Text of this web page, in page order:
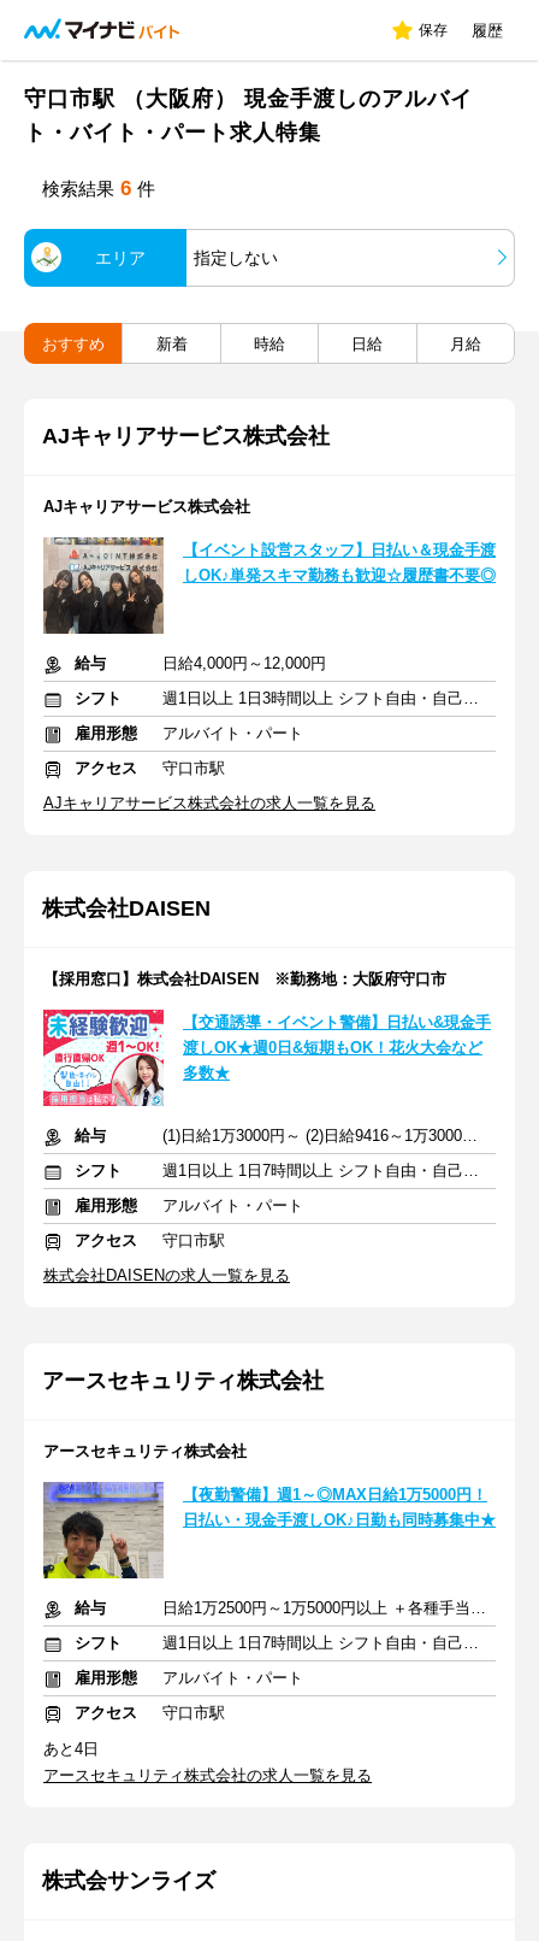
保存 履歴
守口市駅 （大阪府） 現金手渡しのアルバイ
ト・バイト・パート求人特集
検索結果 6 件
エリア 指定しない
おすすめ 新着 時給 日給 月給
AJキャリアサービス株式会社
AJキャリアサービス株式会社
【イベント設営スタッフ】日払い＆現金手渡
しOK♪単発スキマ勤務も歓迎☆履歴書不要◎
給与
日給4,000円～12,000円
シフト
週1日以上 1日3時間以上 シフト自由・自己申告
雇用形態
アルバイト・パート
アクセス
守口市駅
AJキャリアサービス株式会社の求人一覧を見る
株式会社DAISEN
【採用窓口】株式会社DAISEN ※勤務地：大阪府守口市
【交通誘導・イベント警備】日払い&現金手
渡しOK★週0日&短期もOK！花火大会など
多数★
給与
(1)日給1万3000円～ (2)日給9416～1万3000円 +交通費全額
シフト
週1日以上 1日7時間以上 シフト自由・自己申告
雇用形態
アルバイト・パート
アクセス
守口市駅
株式会社DAISENの求人一覧を見る
アースセキュリティ株式会社
アースセキュリティ株式会社
【夜勤警備】週1～◎MAX日給1万5000円！
日払い・現金手渡しOK♪日勤も同時募集中★
給与
日給1万2500円～1万5000円以上 ＋各種手当＋交通費＋昇給あり
シフト
週1日以上 1日7時間以上 シフト自由・自己申告
雇用形態
アルバイト・パート
アクセス
守口市駅
あと4日
アースセキュリティ株式会社の求人一覧を見る
株式会サンライズ